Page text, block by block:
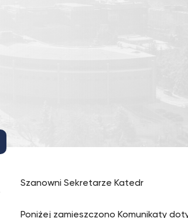
Szanowni Sekretarze Katedr
Poniżej zamieszczono Komunikaty